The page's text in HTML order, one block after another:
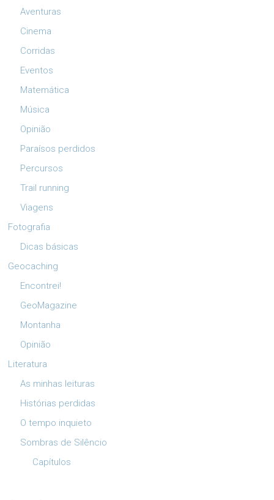
Aventuras
Cinema
Corridas
Eventos
Matemática
Música
Opinião
Paraísos perdidos
Percursos
Trail running
Viagens
Fotografia
Dicas básicas
Geocaching
Encontrei!
GeoMagazine
Montanha
Opinião
Literatura
As minhas leituras
Histórias perdidas
O tempo inquieto
Sombras de Silêncio
Capítulos